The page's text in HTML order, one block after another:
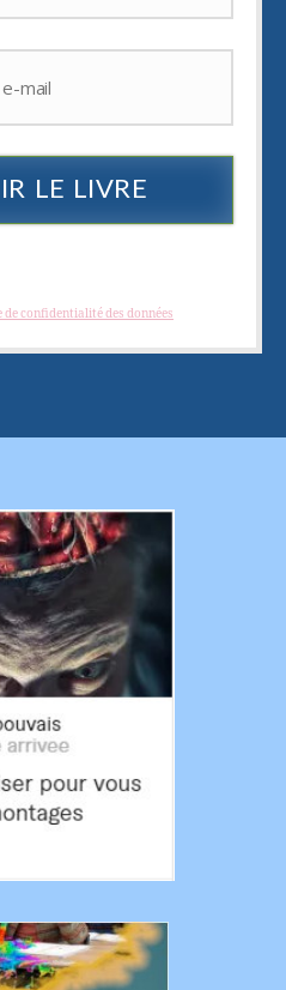
LE LIVRE
confidentialité des données